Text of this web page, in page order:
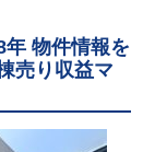
物件情報を
売り収益マ